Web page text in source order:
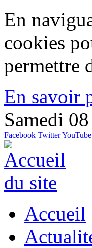
En
cookies
permettre
En savoir
Samedi
Facebook TwitterYouTube
Accueil